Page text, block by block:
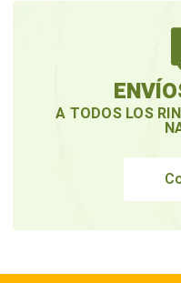
A TODOS LOS